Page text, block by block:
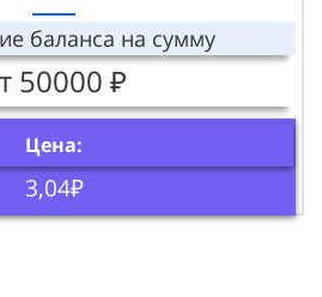
баланса на сумму
50000 ₽
Цена:
3,04₽